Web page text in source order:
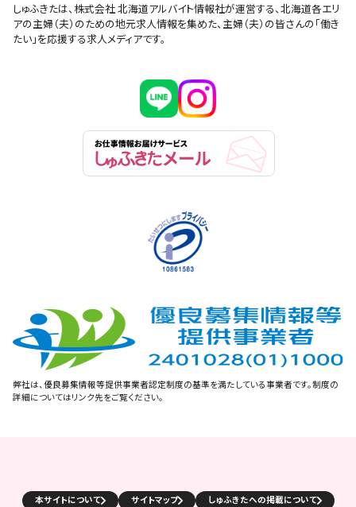
しゅふきたは、株式会社 北海道アルバイト情報社が運営する、北海道各エリ
アの主婦（夫）のための地元求人情報を集めた、主婦（夫）の皆さんの「働き
たい」を応援する求人メディアです。
弊社は、優良募集情報等提供事業者認定制度の基準を満たしている事業者です。制度の
詳細についてはリンク先をご覧ください。
本サイトについて サイトマップ
しゅふきたへの掲載について